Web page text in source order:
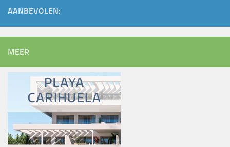
AANBEVOLEN:
MEER